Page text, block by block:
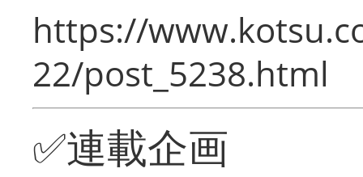
https://
22/post_5238.html
✅連載企画